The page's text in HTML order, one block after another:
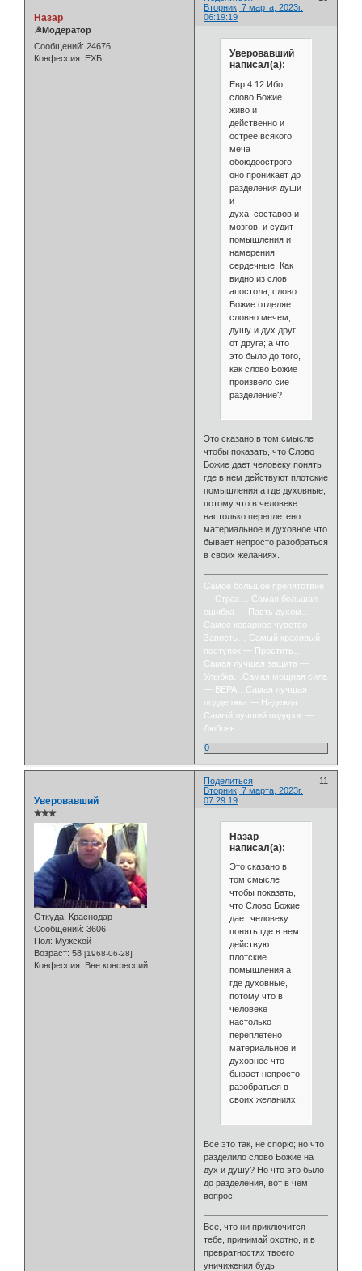
Вторник, 7 марта, 2023г.
06:19:19
Назар
☭Модератор
Сообщений: 24676
Конфессия: ЕХБ
Уверовавший
написал(а):
Евр.4:12 Ибо
слово Божие
живо и
действенно и
острее всякого
меча
обоюдоострого:
оно проникает до
разделения души
и
духа, составов и
мозгов, и судит
помышления и
намерения
сердечные. Как
видно из слов
апостола, слово
Божие отделяет
словно мечем,
душу и дух друг
от друга; а что
это было до того,
как слово Божие
произвело сие
разделение?
Это сказано в том смысле
чтобы показать, что Слово
Божие дает человеку понять
где в нем действуют плотские
помышления а где духовные,
потому что в человеке
настолько переплетено
материальное и духовное что
бывает непросто разобраться
в своих желаниях.
Самое большое препятствие
— Страх… Самая большая
ошибка — Пасть духом…
Самое коварное чувство —
Зависть… Самый красивый
поступок — Простить…
Самая лучшая защита —
Улыбка…Самая мощная сила
— ВЕРА…Самая лучшая
поддержка — Надежда…
Самый лучший подарок —
Любовь.
0
Поделиться
11
Вторник, 7 марта, 2023г.
07:29:19
Уверовавший
✯✯✯
Откуда: Краснодар
Сообщений: 3606
Пол: Мужской
Возраст: 58 [1968-06-28]
Конфессия: Вне конфессий.
Назар
написал(а):
Это сказано в
том смысле
чтобы показать,
что Слово Божие
дает человеку
понять где в нем
действуют
плотские
помышления а
где духовные,
потому что в
человеке
настолько
переплетено
материальное и
духовное что
бывает непросто
разобраться в
своих желаниях.
Все это так, не спорю; но что
разделило слово Божие на
дух и душу? Но что это было
до разделения, вот в чем
вопрос.
Все, что ни приключится
тебе, принимай охотно, и в
превратностях твоего
уничижения будь